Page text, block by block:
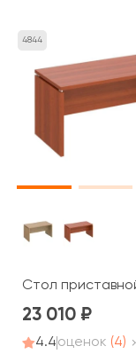
4844
Стол
23 010
4.4оценок (4)